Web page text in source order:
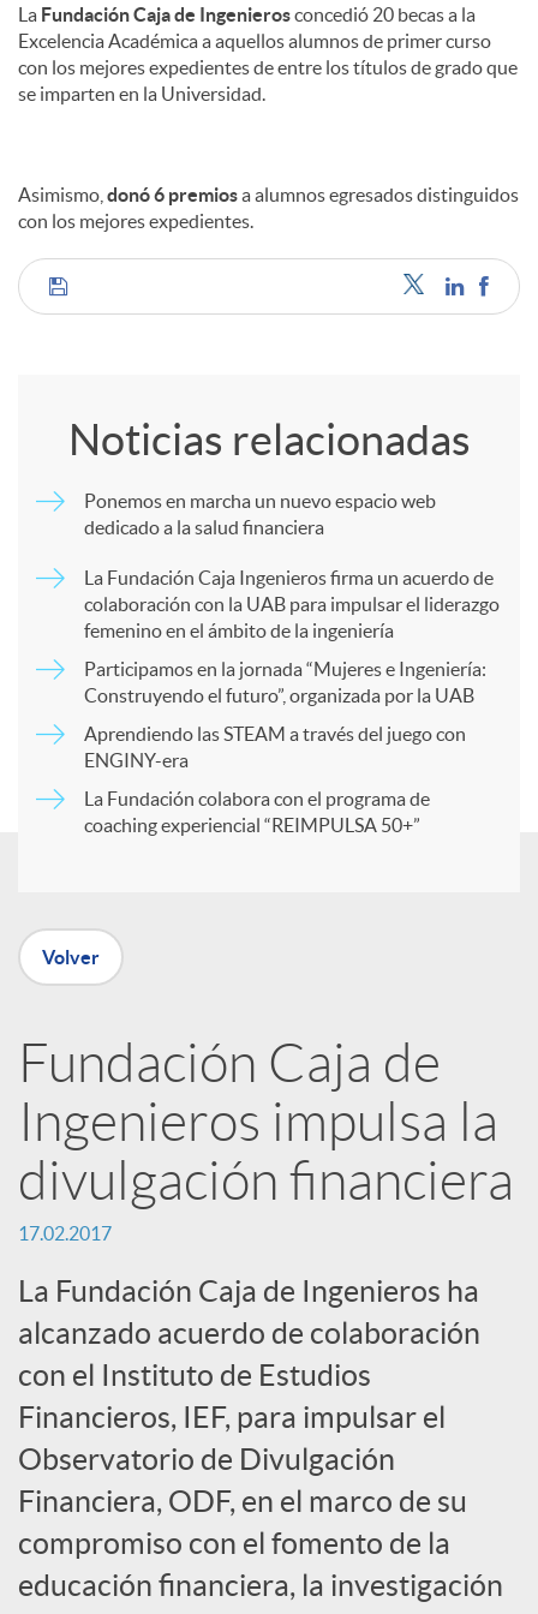
La Fundación Caja de Ingenierosconcedió 20 becas a la
Excelencia Académica a aquellos alumnos de primer curso
con los mejores expedientes de entre los títulos de grado que
se imparten en la Universidad.
Asimismo, donó 6 premiosa alumnos egresados distinguidos
con los mejores expedientes.
C
m
t
r
n
R
e
d
e
s
S
Noticias relacionadas
Ponemos en marcha un nuevo espacio web
dedicado a la salud financiera
La Fundación Caja Ingenieros firma un acuerdo de
colaboración con la UAB para impulsar el liderazgo
femenino en el ámbito de la ingeniería
Participamos en la jornada “Mujeres e Ingeniería:
Construyendo el futuro”, organizada por la UAB
Aprendiendo las STEAM a través del juego con
ENGINY-era
La Fundación colabora con el programa de
coaching experiencial “REIMPULSA 50+”
Volver
Fundación Caja de
Ingenieros impulsa la
divulgación financiera
17.02.2017
La Fundación Caja de Ingenieros ha
alcanzado acuerdo de colaboración
con el Instituto de Estudios
Financieros, IEF, para impulsar el
Observatorio de Divulgación
Financiera, ODF, en el marco de su
compromiso con el fomento de la
educación financiera, la investigación